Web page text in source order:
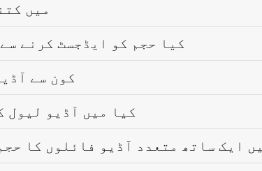
میں
کیا حجم کو ایڈجسٹ کرنے
کون سے
کیا میں آڈیو لیول
ایک ساتھ متعدد آڈیو فائلوں کا